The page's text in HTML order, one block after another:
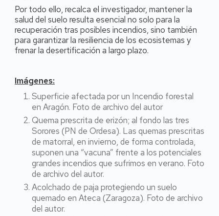
Por todo ello, recalca el investigador, mantener la
salud del suelo resulta esencial no solo para la
recuperación tras posibles incendios, sino también
para garantizar la resiliencia de los ecosistemas y
frenar la desertificación a largo plazo.
Imágenes:
Superficie afectada por un Incendio forestal
en Aragón. Foto de archivo del autor
Quema prescrita de erizón; al fondo las tres
Sorores (PN de Ordesa). Las quemas prescritas
de matorral, en invierno, de forma controlada,
suponen una “vacuna” frente a los potenciales
grandes incendios que sufrimos en verano. Foto
de archivo del autor.
Acolchado de paja protegiendo un suelo
quemado en Ateca (Zaragoza). Foto de archivo
del autor.